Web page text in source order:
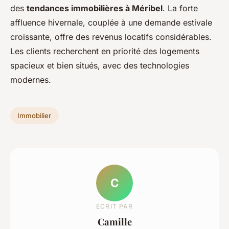
des tendances immobilières à Méribel. La forte
affluence hivernale, couplée à une demande estivale
croissante, offre des revenus locatifs considérables.
Les clients recherchent en priorité des logements
spacieux et bien situés, avec des technologies
modernes.
Immobilier
C
ECRIT PAR
Camille